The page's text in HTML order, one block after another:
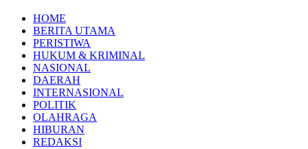
HOME
BERITA UTAMA
PERISTIWA
HUKUM & KRIMINAL
NASIONAL
DAERAH
INTERNASIONAL
POLITIK
OLAHRAGA
HIBURAN
REDAKSI